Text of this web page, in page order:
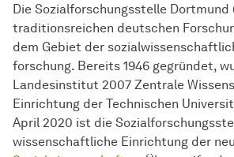
Die Sozial­forschungs­stelle Dortmund
traditionsreichen deutschen
dem Gebiet der
forschung. Bereits 1946 gegründet,
Landesinstitut 2007 Zentrale
Einrichtung der Technischen
April 2020 ist die
wissenschaftliche Einrichtung der